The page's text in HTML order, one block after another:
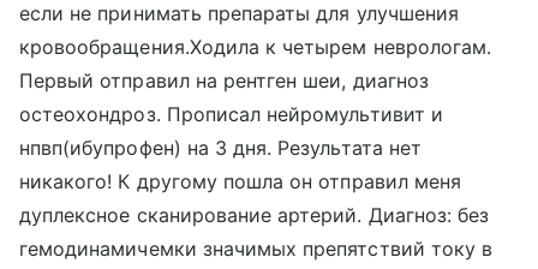
если не принимать препараты для улучшения
кровообращения.Ходила к четырем неврологам.
Первый отправил на рентген шеи, диагноз
остеохондроз. Прописал нейромультивит и
нпвп(ибупрофен) на 3 дня. Результата нет
никакого! К другому пошла он отправил меня
дуплексное сканирование артерий. Диагноз: без
гемодинамичемки значимых препятствий току в